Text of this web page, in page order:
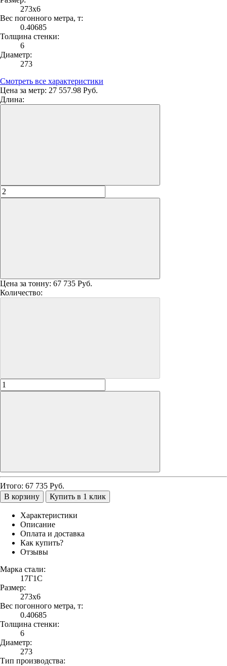
273х6
Вес погонного метра, т:
0.40685
Толщина стенки:
6
Диаметр:
273
Смотреть все характеристики
Цена за метр: 27 557.98 Руб.
Длина:
Цена за тонну: 67 735 Руб.
Количество:
Итого: 67 735 Руб.
В корзину
Купить в 1 клик
Характеристики
Описание
Оплата и доставка
Как купить?
Отзывы
Марка стали:
17Г1С
Размер:
273х6
Вес погонного метра, т:
0.40685
Толщина стенки:
6
Диаметр:
273
Тип производства: